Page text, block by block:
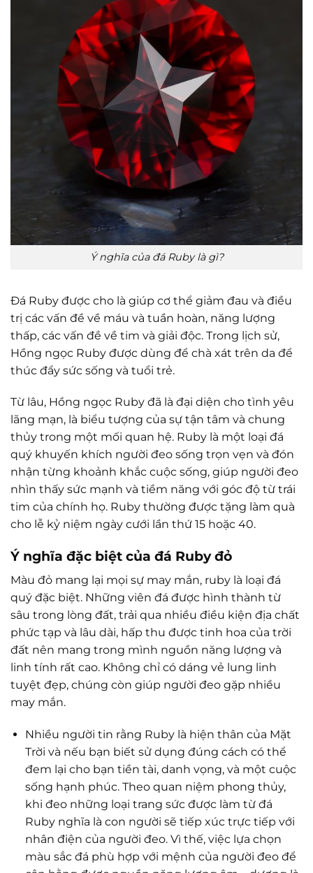
Ý nghĩa của đá Ruby là gì?
Đá Ruby được cho là giúp cơ thể giảm đau và điều
trị các vấn đề về máu và tuần hoàn, năng lượng
thấp, các vấn đề về tim và giải độc. Trong lịch sử,
Hồng ngọc Ruby được dùng để chà xát trên da để
thúc đẩy sức sống và tuổi trẻ.
Từ lâu, Hồng ngọc Ruby đã là đại diện cho tình yêu
lãng mạn, là biểu tượng của sự tận tâm và chung
thủy trong một mối quan hệ. Ruby là một loại đá
quý khuyến khích người đeo sống trọn vẹn và đón
nhận từng khoảnh khắc cuộc sống, giúp người đeo
nhìn thấy sức mạnh và tiềm năng với góc độ từ trái
tim của chính họ. Ruby thường được tặng làm quà
cho lễ kỷ niệm ngày cưới lần thứ 15 hoặc 40.
Ý nghĩa đặc biệt của đá Ruby đỏ
Màu đỏ mang lại mọi sự may mắn, ruby là loại đá
quý đặc biệt. Những viên đá được hình thành từ
sâu trong lòng đất, trải qua nhiều điều kiện địa chất
phức tạp và lâu dài, hấp thu được tinh hoa của trời
đất nên mang trong mình nguồn năng lượng và
linh tính rất cao. Không chỉ có dáng vẻ lung linh
tuyệt đẹp, chúng còn giúp người đeo gặp nhiều
may mắn.
Nhiều người tin rằng Ruby là hiện thân của Mặt
Trời và nếu bạn biết sử dụng đúng cách có thể
đem lại cho bạn tiền tài, danh vọng, và một cuộc
sống hạnh phúc. Theo quan niệm phong thủy,
khi đeo những loại trang sức được làm từ đá
Ruby nghĩa là con người sẽ tiếp xúc trực tiếp với
nhân điện của người đeo. Vì thế, việc lựa chọn
màu sắc đá phù hợp với mệnh của người đeo để